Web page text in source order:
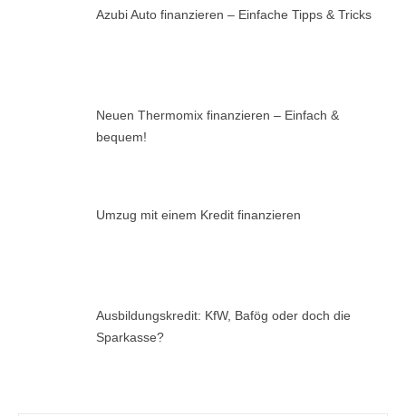
Azubi Auto finanzieren – Einfache Tipps & Tricks
Neuen Thermomix finanzieren – Einfach &
bequem!
Umzug mit einem Kredit finanzieren
Ausbildungskredit: KfW, Bafög oder doch die
Sparkasse?